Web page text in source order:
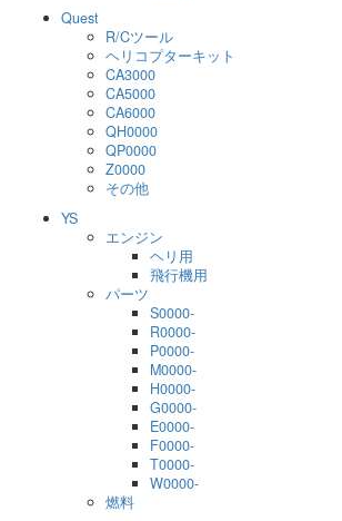
Quest
R/Cツール
ヘリコプターキット
CA3000
CA5000
CA6000
QH0000
QP0000
Z0000
その他
YS
エンジン
ヘリ用
飛行機用
パーツ
S0000-
R0000-
P0000-
M0000-
H0000-
G0000-
E0000-
F0000-
T0000-
W0000-
燃料